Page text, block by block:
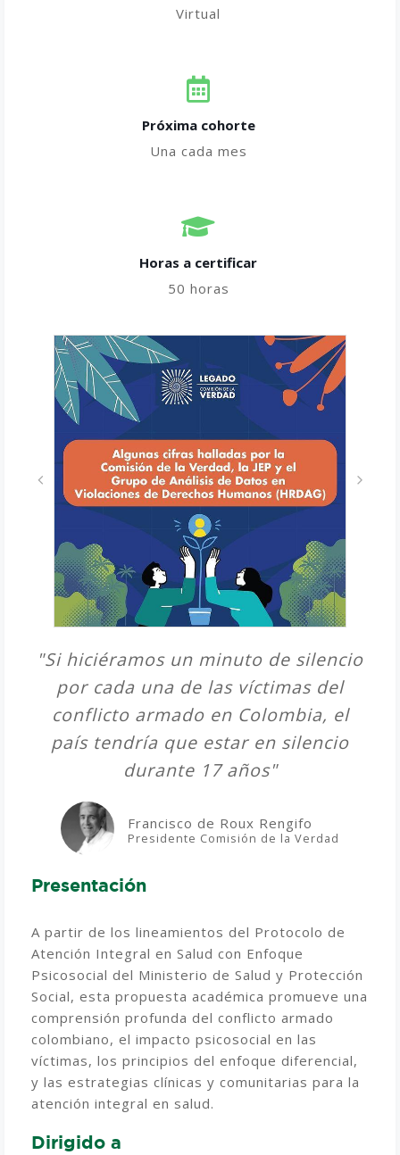
Virtual
Próxima cohorte
Una cada mes
Horas a certificar​
50 horas
"Si hiciéramos un minuto de silencio
por cada una de las víctimas del
conflicto armado en Colombia, el
país tendría que estar en silencio
durante 17 años"
Francisco de Roux Rengifo
Presidente Comisión de la Verdad
Presentación
A partir de los lineamientos del Protocolo de
Atención Integral en Salud con Enfoque
Psicosocial del Ministerio de Salud y Protección
Social, esta propuesta académica promueve una
comprensión profunda del conflicto armado
colombiano, el impacto psicosocial en las
víctimas, los principios del enfoque diferencial,
y las estrategias clínicas y comunitarias para la
atención integral en salud.
Dirigido a